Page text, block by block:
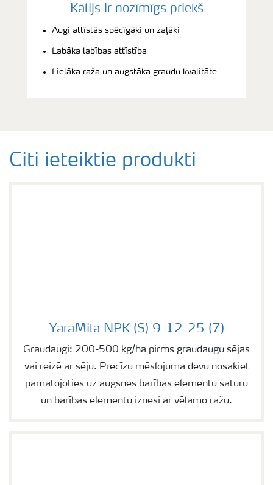
Kālijs ir nozīmīgs priekš
Augi attīstās spēcīgāki un zaļāki
Labāka labības attīstība
Lielāka raža un augstāka graudu kvalitāte
Citi ieteiktie produkti
YaraMila NPK (S) 9-12-25 (7)
YaraMila NPK (S) 9-12-25 (7)
Graudaugi: 200-500 kg/ha pirms graudaugu sējas
vai reizē ar sēju. Precīzu mēslojuma devu nosakiet
pamatojoties uz augsnes barības elementu saturu
un barības elementu iznesi ar vēlamo ražu.